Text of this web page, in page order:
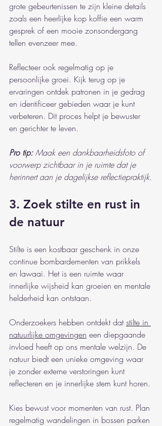
grote gebeurtenissen te zijn kleine details
zoals een heerlijke kop koffie een warm
gesprek of een mooie zonsondergang
tellen evenzeer mee.
Reflecteer ook regelmatig op je
persoonlijke groei. Kijk terug op je
ervaringen ontdek patronen in je gedrag
en identificeer gebieden waar je kunt
verbeteren. Dit proces helpt je bewuster
en gerichter te leven.
Pro tip: Maak een dankbaarheidsfoto of
voorwerp zichtbaar in je ruimte dat je
herinnert aan je dagelijkse reflectiepraktijk.
3. Zoek stilte en rust in
de natuur
Stilte is een kostbaar geschenk in onze
continue bombardementen van prikkels
en lawaai. Het is een ruimte waar
innerlijke wijsheid kan groeien en mentale
helderheid kan ontstaan.
Onderzoekers hebben ontdekt dat stilte in
natuurlijke omgevingen een diepgaande
invloed heeft op ons mentale welzijn. De
natuur biedt een unieke omgeving waar
je zonder externe verstoringen kunt
reflecteren en je innerlijke stem kunt horen.
Kies bewust voor momenten van rust. Plan
regelmatig wandelingen in bossen parken